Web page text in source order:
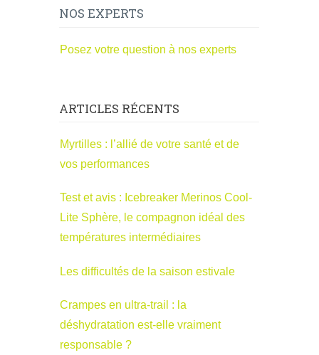
NOS EXPERTS
Posez votre question à nos experts
ARTICLES RÉCENTS
Myrtilles : l’allié de votre santé et de
vos performances
Test et avis : Icebreaker Merinos Cool-
Lite Sphère, le compagnon idéal des
températures intermédiaires
Les difficultés de la saison estivale
Crampes en ultra-trail : la
déshydratation est-elle vraiment
responsable ?